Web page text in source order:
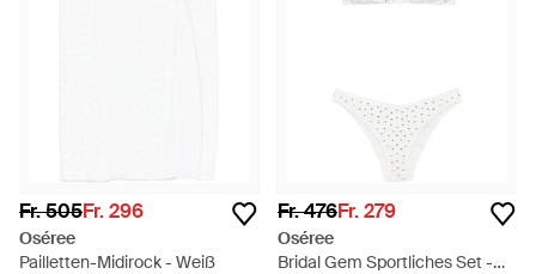
Fr. 505Fr. 296
Oséree
Pailletten-Midirock - Weiß
Fr. 476Fr. 279
Oséree
Bridal Gem Sportliches Set -